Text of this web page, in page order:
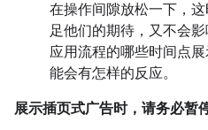
在操作间隙放松一下，
足他们的期待，又不会
应用流程的哪些时间点
能会有怎样的反应。
展示插页式广告时，请务必暂